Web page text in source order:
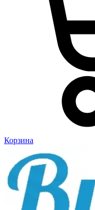
Корзина